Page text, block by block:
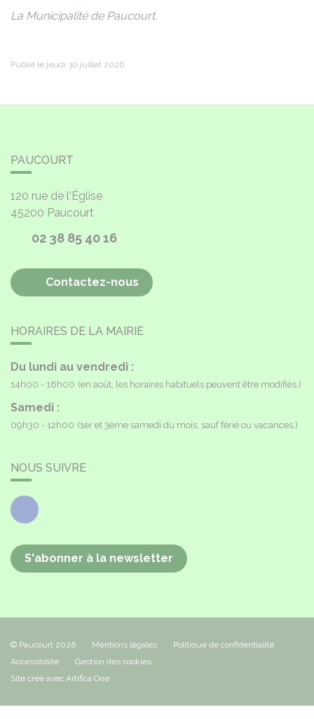
La Municipalité de Paucourt.
Publié le jeudi 30 juillet 2026
PAUCOURT
120 rue de l'Église
45200 Paucourt
02 38 85 40 16
Contactez-nous
HORAIRES DE LA MAIRIE
Du lundi au vendredi :
14h00 - 18h00 (en août, les horaires habituels peuvent être modifiés.)
Samedi :
09h30 - 12h00 (1er et 3ème samedi du mois, sauf férié ou vacances.)
NOUS SUIVRE
Facebook
S'abonner à la newsletter
© Paucourt 2026 Mentions légales
Politique de confidentialité
Accessibilité
Gestion des cookies
Site créé avec Artifica One